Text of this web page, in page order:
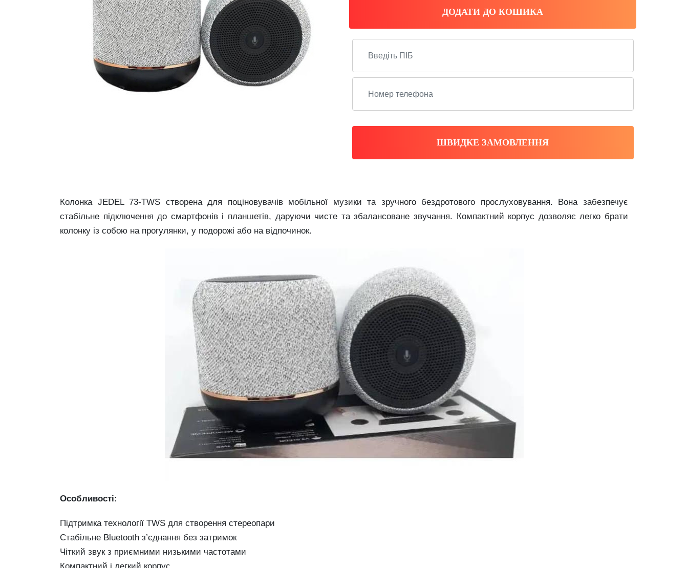
ДОДАТИ ДО КОШИКА
ШВИДКЕ ЗАМОВЛЕННЯ
Колонка JEDEL 73-TWS створена для поціновувачів мобільної музики та зручного бездротового прослуховування. Вона забезпечує
стабільне підключення до смартфонів і планшетів, даруючи чисте та збалансоване звучання. Компактний корпус дозволяє легко брати
колонку із собою на прогулянки, у подорожі або на відпочинок.
Особливості:
Підтримка технології TWS для створення стереопари
Стабільне Bluetooth з’єднання без затримок
Чіткий звук з приємними низькими частотами